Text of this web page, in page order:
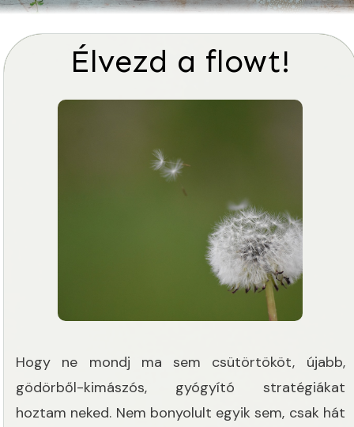
Élvezd a flowt!
Hogy ne mondj ma sem csütörtököt, újabb,
gödörből-kimászós, gyógyító stratégiákat
hoztam neked. Nem bonyolult egyik sem, csak hát